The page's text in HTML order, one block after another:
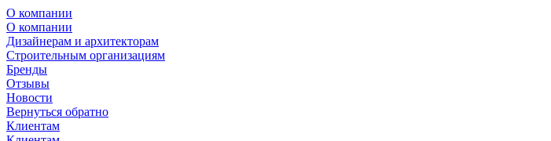
О компании
О компании
Дизайнерам и архитекторам
Строительным организациям
Бренды
Отзывы
Новости
Вернуться обратно
Клиентам